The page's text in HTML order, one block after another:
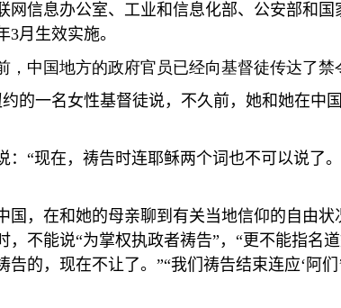
网信息办公室、工业和信息化部、公安部和国
3月生效实施。
中国地方的政府官员已经向基督徒传达了禁
的一名女性基督徒说，不久前，她和她在
“现在，祷告时连耶稣两个词也不可以说了。
国，在和她的母亲聊到有关当地信仰的自由
，不能说“为掌权执政者祷告” ， “更不能指名
的，现在不让了。 ”“我们祷告结束连应‘ 阿们